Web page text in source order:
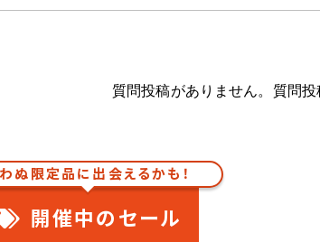
質問投稿がありません。質問
ぬ限定品に出会えるかも！
開催中のセール